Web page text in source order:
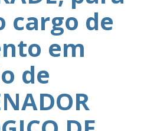
cargo de
em
de